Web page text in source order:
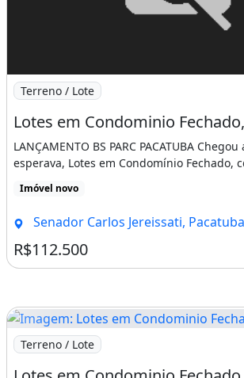
Imagem: Lotes em Condominio
Terreno / Lote
LANÇAMENTO BS PARC PACATUBA
esperava, Lotes em Condomínio Fechado,
Imóvel novo
Senador Carlos Jereissati, Pacatuba
R$112.500
Imagem: Lotes em Condominio
Terreno / Lote